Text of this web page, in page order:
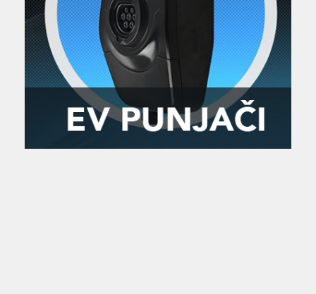
Igor Kukec Brmbi
Slaven Gajdek
MTC - Moto Tour Croatia
Moto putopisi
Vikend vožnje
Zanimljivost
Najave i noviteti